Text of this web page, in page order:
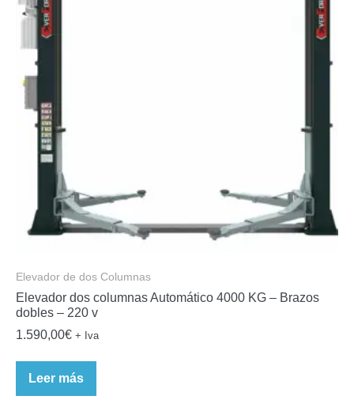
Elevador de dos Columnas
Elevador dos columnas Automático 4000 KG – Brazos
dobles – 220 v
1.590,00€ + Iva
Leer más